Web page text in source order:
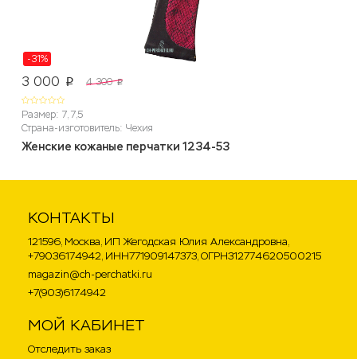
-31%
3 000 p 4 300 p
Размер: 7, 7,5
Страна-изготовитель: Чехия
Женские кожаные перчатки 1234-53
КОНТАКТЫ
121596, Москва, ИП Жегодская Юлия Александровна,
+79036174942, ИНН771909147373, ОГРН312774620500215
magazin@ch-perchatki.ru
+7(903)6174942
МОЙ КАБИНЕТ
Отследить заказ